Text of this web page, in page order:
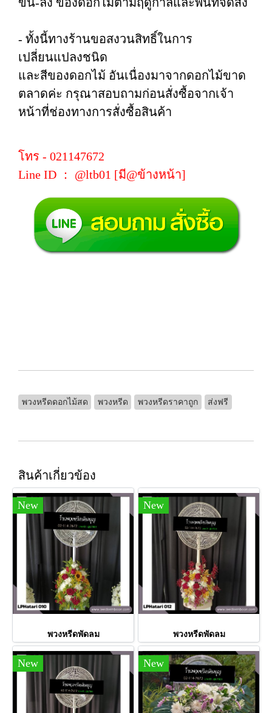
- ทั้งนี้ทางร้านขอสงวนสิทธิ์ในการ
เปลี่ยนแปลงชนิด
และสีของดอกไม้ อันเนื่องมาจากดอกไม้ขาด
ตลาดค่ะ กรุณาสอบถามก่อนสั่งซื้อจากเจ้า
หน้าที่ช่องทางการสั่งซื้อสินค้า
โทร - 021147672
Line ID ： @ltb01 [มี@ข้างหน้า]
พวงหรีดดอกไม้สด พวงหรีด พวงหรีดราคาถูก ส่งฟรี
สินค้าเกี่ยวข้อง
New
พวงหรีดพัดลม
New
พวงหรีดพัดลม
New New